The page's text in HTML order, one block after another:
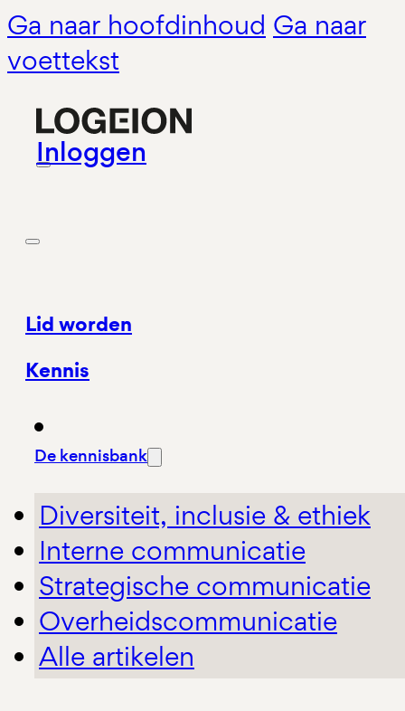
Ga naar hoofdinhoud Ga naar
voettekst
Inloggen
Lid worden
Kennis
De kennisbank
Diversiteit, inclusie & ethiek
Interne communicatie
Strategische communicatie
Overheidscommunicatie
Alle artikelen